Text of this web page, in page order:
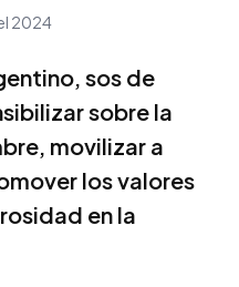
2024
sos de
sobre la
movilizar a
los valores
en la